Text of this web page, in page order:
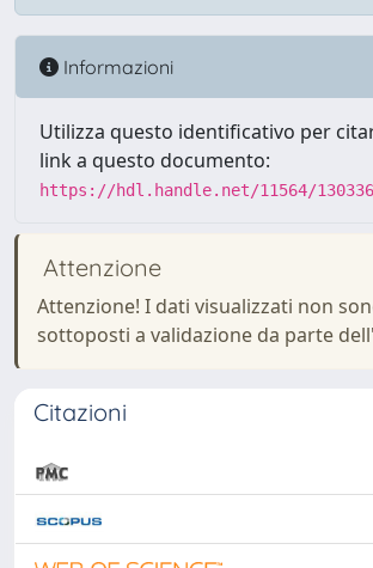
Informazioni
Utilizza questo identificativo per
link a questo documento:
https://hdl.handle.net/11564/130336
Attenzione
Attenzione! I dati visualizzati non
sottoposti a validazione da parte
Citazioni